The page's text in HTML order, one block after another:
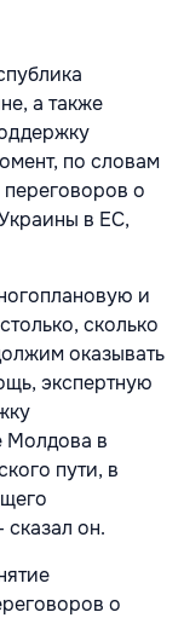
а также
по словам
о
в ЕС,
и
сколько
оказывать
экспертную
Молдова в
пути, в
сказал он.
о